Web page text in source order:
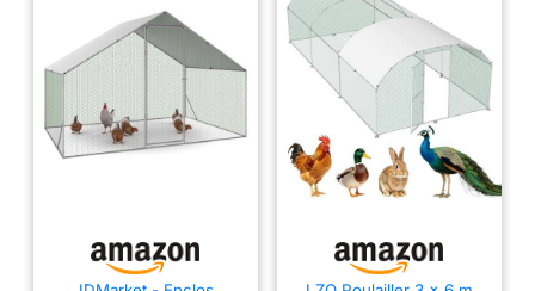
votre animal à rester au
frais dans la chaleur tout
en évitant la
déshydratation et en le
gardant à l'aise. La
couverture les protège
également en cas
d'averses de pluie. Il est
traité, résistant à l'eau et
aux UV, pour une